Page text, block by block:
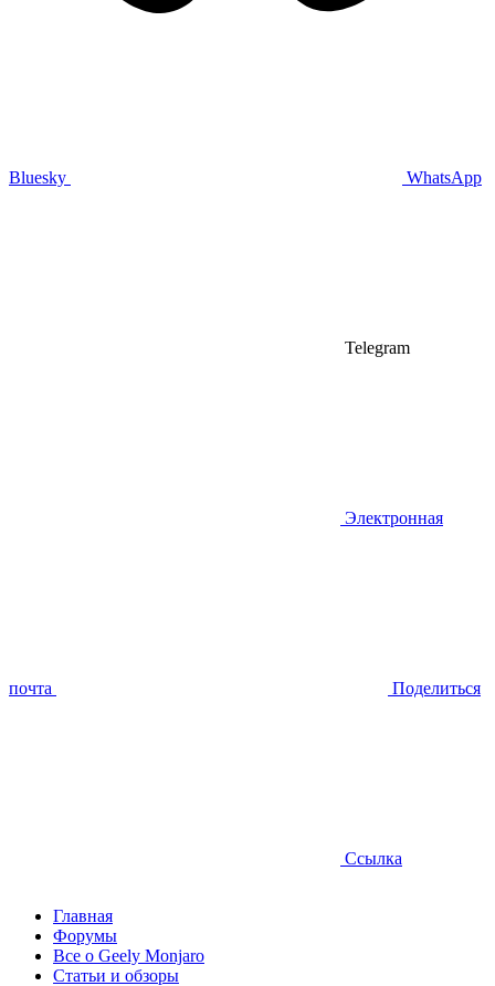
Bluesky WhatsApp
Telegram
Электронная
почта Поделиться
Ссылка
Главная
Форумы
Все о Geely Monjaro
Статьи и обзоры